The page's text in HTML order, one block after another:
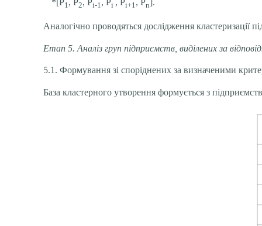
*[Р1, Р2, Рі-1, Рі , Рі+1, Рn].
Аналогічно проводяться дослідження кластеризації
Етап 5. Аналіз груп підприємств, виділених за
5.1. Формування зі споріднених за визначеними
База кластерного утворення формується з